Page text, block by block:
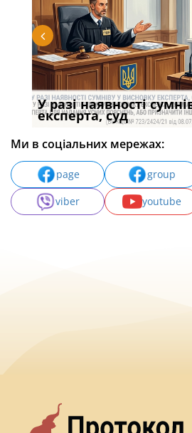
У разі наявності
експерта, суд
Ми в соціальних мережах:
page group
viber
youtube